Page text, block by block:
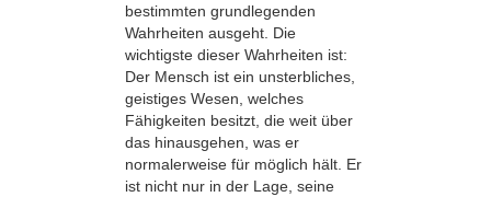
bestimmten grundlegenden
Wahrheiten ausgeht. Die
wichtigste dieser Wahrheiten ist:
Der Mensch ist ein unsterbliches,
geistiges Wesen, welches
Fähigkeiten besitzt, die weit über
das hinausgehen, was er
normalerweise für möglich hält. Er
ist nicht nur in der Lage, seine